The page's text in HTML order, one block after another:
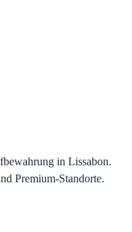
in Lissabon.
Premium-Standorte.